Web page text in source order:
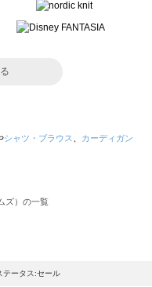
シャツ・ブラウス
カーディガン
ズ）の一覧
モスモス）の一覧
の一覧
テータス:セール